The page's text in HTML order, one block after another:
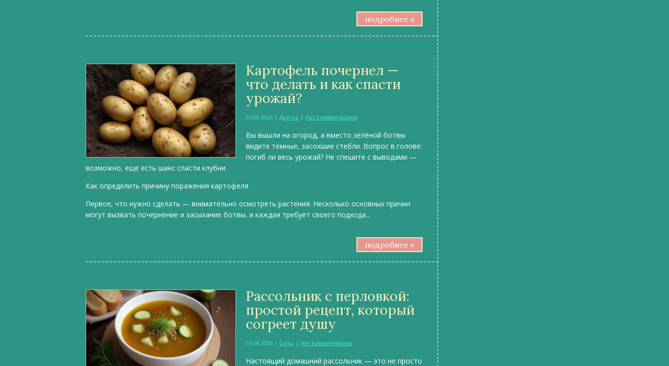
подробнее »
Картофель почернел —
что делать и как спасти
урожай?
05.08.2026 | Другие | Нет комментариев
Вы вышли на огород, а вместо зелёной ботвы
видите тёмные, засохшие стебли. Вопрос в голове:
погиб ли весь урожай? Не спешите с выводами —
возможно, ещё есть шанс спасти клубни.
Как определить причину поражения картофеля
Первое, что нужно сделать — внимательно осмотреть растения. Несколько основных причин
могут вызвать почернение и засыхание ботвы, и каждая требует своего подхода...
подробнее »
Рассольник с перловкой:
простой рецепт, который
согреет душу
05.08.2026 | Супы | Нет комментариев
Настоящий домашний рассольник — это не просто